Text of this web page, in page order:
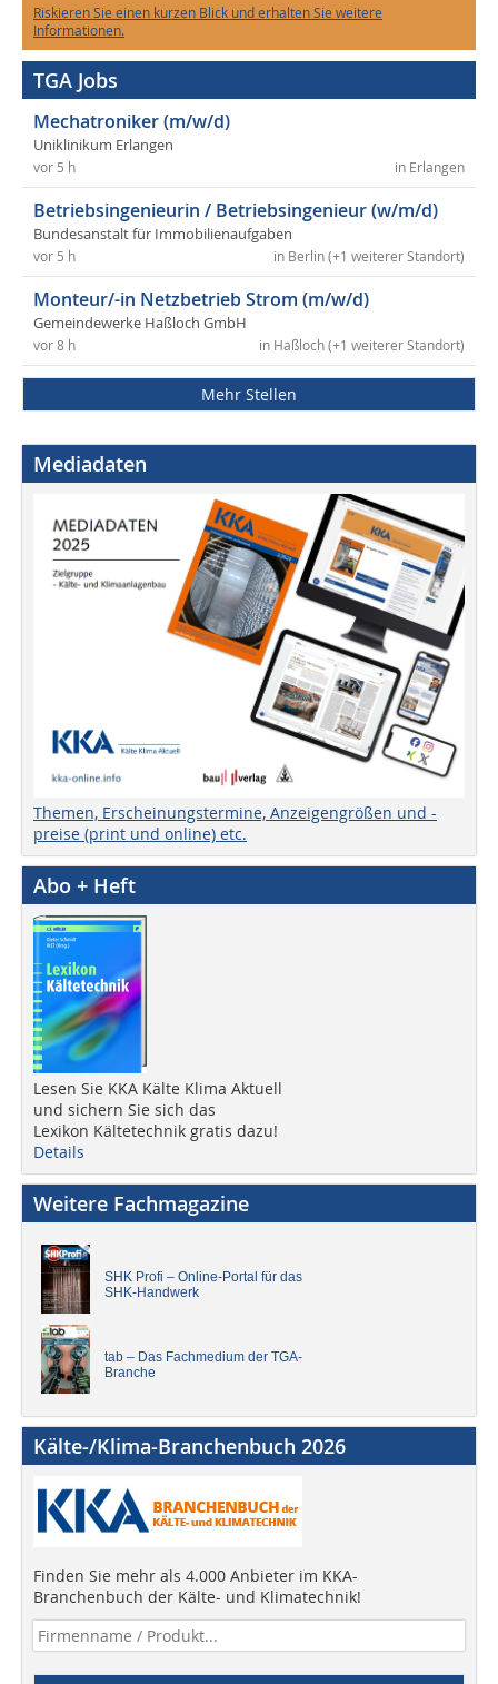
Riskieren Sie einen kurzen Blick und erhalten Sie weitere
Informationen.
TGA Jobs
Mechatroniker (m/w/d)
Uniklinikum Erlangen
in Erlangen
vor 5 h
Betriebsingenieurin / Betriebsingenieur (w/m/d)
Bundesanstalt für Immobilienaufgaben
in Berlin (+1 weiterer Standort)
vor 5 h
Monteur/-in Netzbetrieb Strom (m/w/d)
Gemeindewerke Haßloch GmbH
in Haßloch (+1 weiterer Standort)
vor 8 h
Mehr Stellen
Mediadaten
Themen, Erscheinungstermine, Anzeigengrößen und -
preise (print und online) etc.
Abo + Heft
Lesen Sie KKA Kälte Klima Aktuell
und sichern Sie sich das
Lexikon Kältetechnik gratis dazu!
Details
Weitere Fachmagazine
SHK Profi – Online-Portal für das
SHK-Handwerk
tab – Das Fachmedium der TGA-
Branche
Kälte-/Klima-Branchenbuch 2026
Finden Sie mehr als 4.000 Anbieter im KKA-
Branchenbuch der Kälte- und Klimatechnik!